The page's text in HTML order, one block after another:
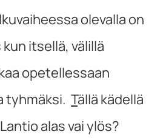
olevalla on
itsellä, välillä
opetellessaan
tyhmäksi. Tällä kädellä
alas vai ylös?